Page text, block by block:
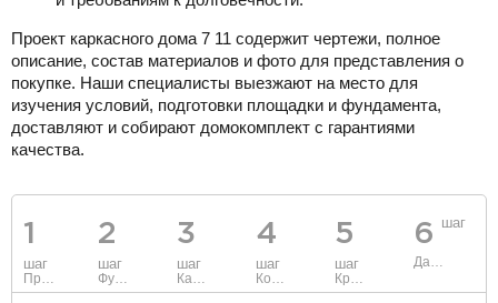
Проект каркасного дома 7 11 содержит чертежи, полное
описание, состав материалов и фото для представления о
покупке. Наши специалисты выезжают на место для
изучения условий, подготовки площадки и фундамента,
доставляют и собирают домокомплект с гарантиями
качества.
1
шаг
Проект
2
шаг
Фундамент
3
шаг
Каркас и стены
4
шаг
Коммуникации
5
шаг
Крыша
6 шаг
Данные